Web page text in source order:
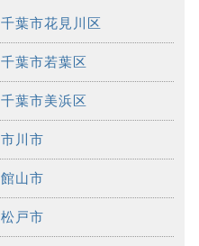
千葉市花見川区
千葉市若葉区
千葉市美浜区
市川市
館山市
松戸市